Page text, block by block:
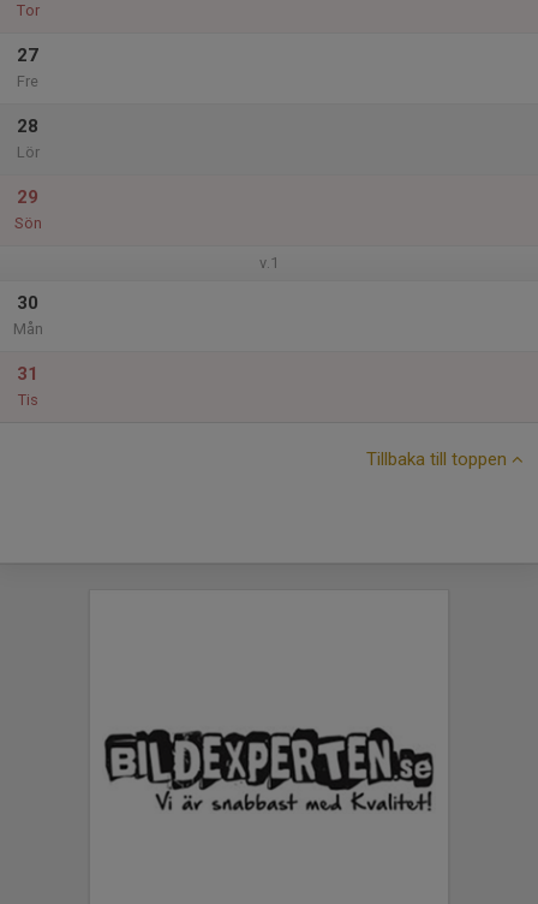
Tor
27
Fre
28
Lör
29
Sön
v.1
30
Mån
31
Tis
Tillbaka till toppen